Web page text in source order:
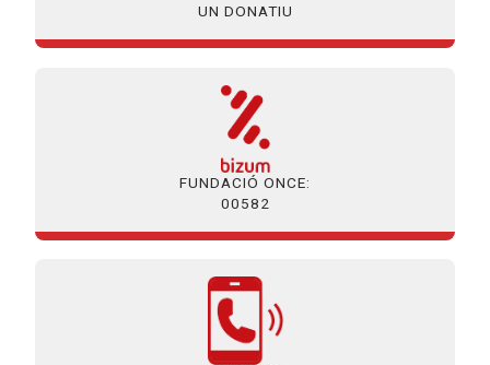
UN DONATIU
FUNDACIÓ ONCE:
00582